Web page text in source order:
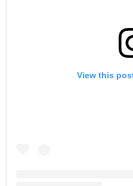
View this